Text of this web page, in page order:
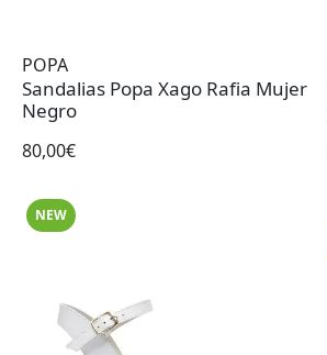
POPA
Sandalias Popa Xago Rafia Mujer
Negro
80,00€
NEW